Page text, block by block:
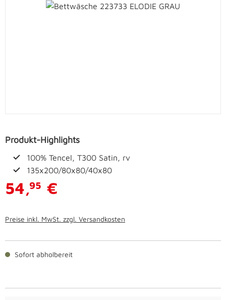
Bildergalerie überspringen
Produkt-Highlights
100% Tencel, T300 Satin, rv
135x200/80x80/40x80
54,95 €
Preise inkl. MwSt. zzgl. Versandkosten
Sofort abholbereit